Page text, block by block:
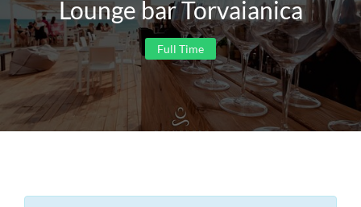
Lounge bar Torvaianica
Full Time